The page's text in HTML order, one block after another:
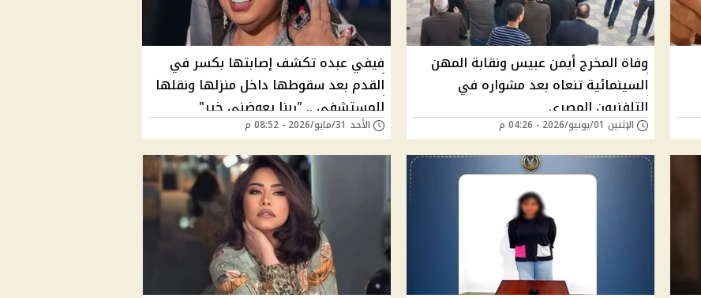
وفاة المخرج أيمن عبيس ونقابة المهن
السينمائية تنعاه بعد مشواره في
التلفزيون المصري
الإثنين 01/يونيو/2026 - 04:26 م
فيفي عبده تكشف إصابتها بكسر في
القدم بعد سقوطها داخل منزلها ونقلها
للمستشفى .. "ربنا يعوضني خير"
الأحد 31/مايو/2026 - 08:52 م